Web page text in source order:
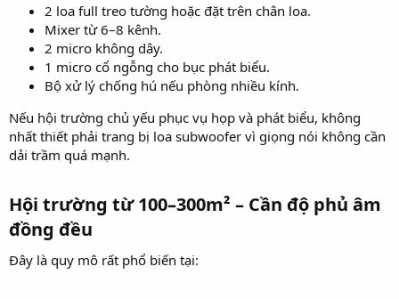
2 loa full treo tường hoặc đặt trên chân loa.
Mixer từ 6–8 kênh.
2 micro không dây.
1 micro cổ ngỗng cho bục phát biểu.
Bộ xử lý chống hú nếu phòng nhiều kính.
Nếu hội trường chủ yếu phục vụ họp và phát biểu, không
nhất thiết phải trang bị loa subwoofer vì giọng nói không cần
dải trầm quá mạnh.
Hội trường từ 100–300m² – Cần độ phủ âm
đồng đều​
Đây là quy mô rất phổ biến tại: